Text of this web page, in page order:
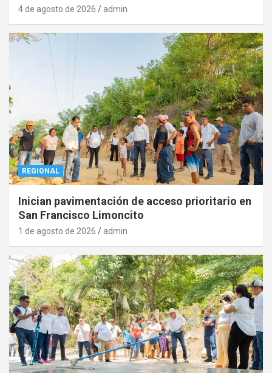
4 de agosto de 2026 admin
REGIONAL
Inician pavimentación de acceso prioritario en
San Francisco Limoncito
1 de agosto de 2026 admin